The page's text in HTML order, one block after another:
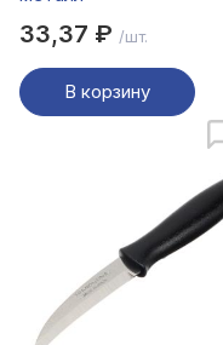
33,37 ₽ /шт.
В корзину